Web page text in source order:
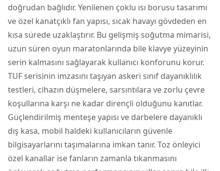
doğrudan bağlıdır. Yenilenen çoklu ısı borusu tasarımı
ve özel kanatçıklı fan yapısı, sıcak havayı gövdeden en
kısa sürede uzaklaştırır. Bu gelişmiş soğutma mimarisi,
uzun süren oyun maratonlarında bile klavye yüzeyinin
serin kalmasını sağlayarak kullanıcı konforunu korur.
TUF serisinin imzasını taşıyan askeri sınıf dayanıklılık
testleri, cihazın düşmelere, sarsıntılara ve zorlu çevre
koşullarına karşı ne kadar dirençli olduğunu kanıtlar.
Güçlendirilmiş menteşe yapısı ve darbelere dayanıklı
dış kasa, mobil haldeki kullanıcıların güvenle
bilgisayarlarını taşımalarına imkan tanır. Toz önleyici
özel kanallar ise fanların zamanla tıkanmasını